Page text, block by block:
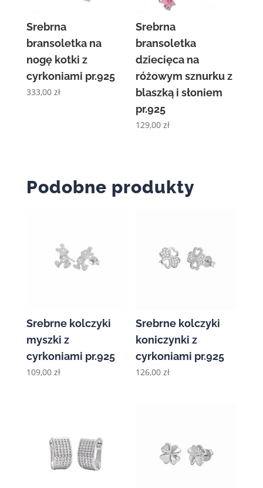
Srebrna
bransoletka na
nogę kotki z
cyrkoniami pr.925
333,00 zł
Srebrna
bransoletka
dziecięca na
różowym sznurku z
blaszką i słoniem
pr.925
129,00zł
Podobne produkty
Srebrne kolczyki
myszki z
cyrkoniami pr.925
109,00 zł
Srebrne kolczyki
koniczynki z
cyrkoniami pr.925
126,00zł